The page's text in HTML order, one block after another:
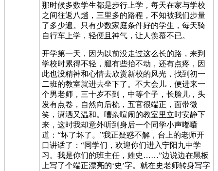
那时候多数学生都是步行上学，每天在家与学校
之间往返八趟，三里多的路程，不知被我们步量
了多少遍。只有少数家庭条件好的学生，每天骑
自行车上学，轻便且神气，让人羡慕不已。
开学第一天，因为以前没走过这么长的路，来到
学校时累得不轻，腿有些抬不动，还有点疼，因
此也没精神和心情去欣赏新校的风光，找到初一
二班的教室就进去坐下了。不大会儿，便进来一
个男老师，三十岁不到，中等个子，长脸儿，头
发有点卷，自然向后梳，五官很端正，面带微
笑，潇洒又温和。嘈杂喧闹的教室里立时安静下
来，这时我却意外听到身后一个同学小声嘟囔
道：“坏了坏了。”我正疑惑不解，台上的老师开
口讲话了：“同学们，欢迎你们进入宁阳九中学
习。我是你们的班主任，姓史……”边说边在黑板
上写了个端正漂亮的‘史’字。就在史老师转身写字